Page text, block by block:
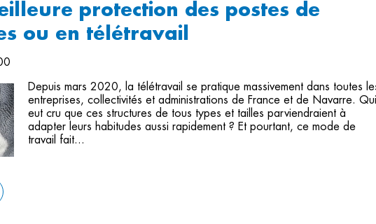
protection des postes de
ou en télétravail
Depuis mars 2020, la télétravail se pratique massivement dans toutes
entreprises, collectivités et administrations de France et de Navarre. Qui
eut cru que ces structures de tous types et tailles parviendraient à
adapter leurs habitudes aussi rapidement ? Et pourtant, ce mode de
travail fait...